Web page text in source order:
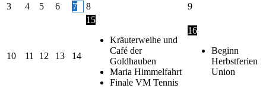
3
4 5 6 7 8 9
10 11 12 13 14
15
Kräuterweihe und
Café der
Goldhauben
Maria Himmelfahrt
Finale VM Tennis
16
Beginn
Herbstferien
Union